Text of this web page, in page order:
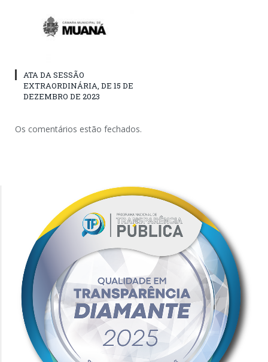
ATA DA SESSÃO
EXTRAORDINÁRIA, DE 15 DE
DEZEMBRO DE 2023
Os comentários estão fechados.